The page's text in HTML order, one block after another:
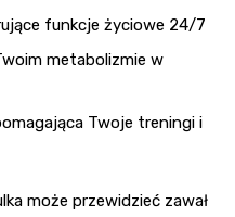
funkcje życiowe 24/7
metabolizmie w
Twoje treningi i
może przewidzieć zawał